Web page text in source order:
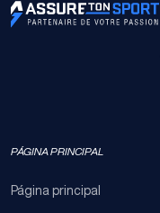
PÁGINA PRINCIPAL
Página principal